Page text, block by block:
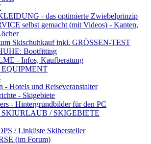
- das optimierte Zwiebelprinzip
selbst gemacht (mit Videos) - Kanten,
Skischuhkaufinkl. GRÖSSEN-TEST
Bootfitting
- Infos, Kaufberatung
EQUIPMENT
- Hotels und Reiseveranstalter
- Skigebiete
- Hintergrundbilder für den PC
SKIURLAUB / SKIGEBIETE
/ Linkliste Skihersteller
(im Forum)